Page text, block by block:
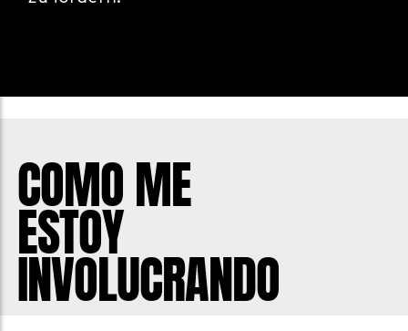
COMO ME
ESTOY
INVOLUCRANDO